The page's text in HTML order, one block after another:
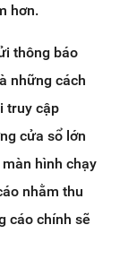
hơn.
thông báo
những cách
truy cập
cửa sổ lớn
hình chạy
nhằm thu
cáo chính sẽ